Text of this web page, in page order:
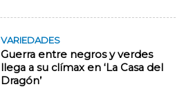
VARIEDADES
Guerra entre negros y verdes
llega a su clímax en ‘La Casa del
Dragón’